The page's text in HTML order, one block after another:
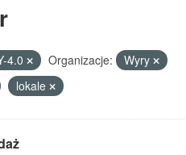
4.0 Organizacje:
Wyry
lokale